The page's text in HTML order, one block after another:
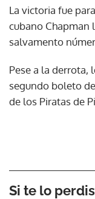
La victoria fue
cubano Chapman
salvamento
Pese a la derrota,
segundo boleto
de los Piratas de
Si te lo